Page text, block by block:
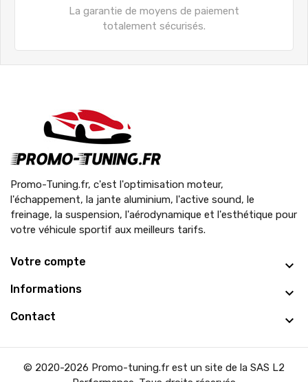
La garantie de moyens de paiement
totalement sécurisés.
Promo-Tuning.fr, c'est l'optimisation moteur,
l'échappement, la jante aluminium, l'active sound, le
freinage, la suspension, l'aérodynamique et l'esthétique pour
votre véhicule sportif aux meilleurs tarifs.
Votre compte
Informations
Contact
© 2020-2026 Promo-tuning.fr est un site de la SAS L2